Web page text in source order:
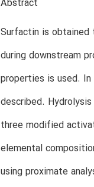
Abstract
Surfactin is obtained
during downstream
properties is used.
described.
three modified
elemental
using proximate